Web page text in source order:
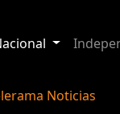
Noticias